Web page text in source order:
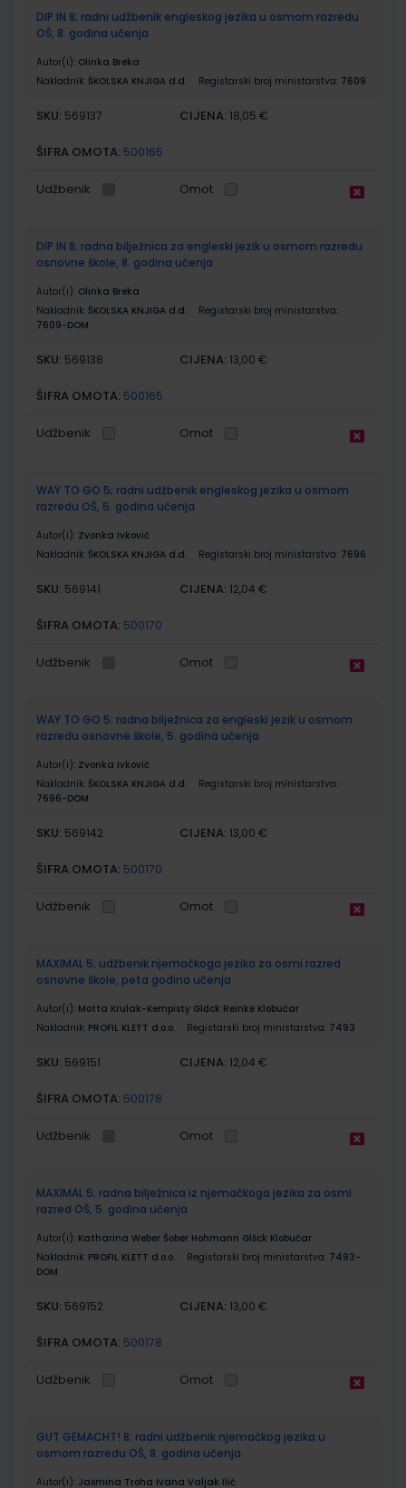
DIP IN 8; radni udžbenik engleskog jezika u osmom razredu
OŠ, 8. godina učenja
Autor(i): Olinka Breka
Nakladnik: ŠKOLSKA KNJIGA d.d. Registarski broj ministarstva: 7609
SKU: 569137 CIJENA: 18,05 €
ŠIFRA OMOTA: 500165
Udžbenik Omot
DIP IN 8; radna bilježnica za engleski jezik u osmom razredu
osnovne škole, 8. godina učenja
Autor(i): Olinka Breka
Nakladnik: ŠKOLSKA KNJIGA d.d.
Registarski broj ministarstva:
7609-DOM
SKU: 569138 CIJENA: 13,00 €
ŠIFRA OMOTA: 500165
Udžbenik Omot
WAY TO GO 5; radni udžbenik engleskog jezika u osmom
razredu OŠ, 5. godina učenja
Autor(i): Zvonka Ivković
Nakladnik: ŠKOLSKA KNJIGA d.d. Registarski broj ministarstva: 7696
SKU: 569141 CIJENA: 12,04 €
ŠIFRA OMOTA: 500170
Udžbenik Omot
WAY TO GO 5; radna bilježnica za engleski jezik u osmom
razredu osnovne škole, 5. godina učenja
Autor(i): Zvonka Ivković
Nakladnik: ŠKOLSKA KNJIGA d.d.
Registarski broj ministarstva:
7696-DOM
SKU: 569142 CIJENA: 13,00 €
ŠIFRA OMOTA: 500170
Udžbenik Omot
MAXIMAL 5; udžbenik njemačkoga jezika za osmi razred
osnovne škole, peta godina učenja
Autor(i): Motta Krulak-Kempisty Glđck Reinke Klobučar
Nakladnik: PROFIL KLETT d.o.o. Registarski broj ministarstva: 7493
SKU: 569151 CIJENA: 12,04 €
ŠIFRA OMOTA: 500178
Udžbenik Omot
MAXIMAL 5; radna bilježnica iz njemačkoga jezika za osmi
razred OŠ, 5. godina učenja
Autor(i): Katharina Weber Šober Hohmann Glšck Klobučar
Nakladnik: PROFIL KLETT d.o.o. Registarski broj ministarstva: 7493-
DOM
SKU: 569152 CIJENA: 13,00 €
ŠIFRA OMOTA: 500178
Udžbenik Omot
GUT GEMACHT! 8; radni udžbenik njemačkog jezika u
osmom razredu OŠ, 8. godina učenja
Autor(i): Jasmina Troha Ivana Valjak Ilić